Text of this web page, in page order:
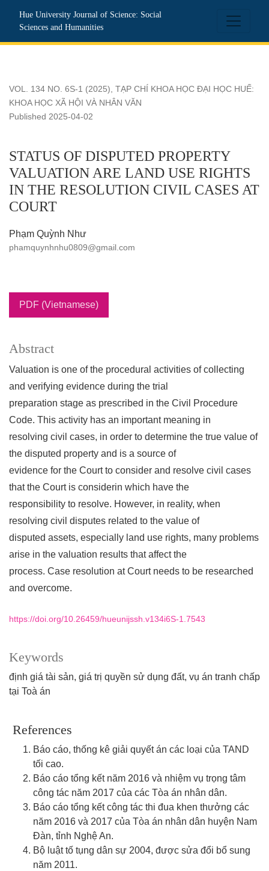
Hue University Journal of Science: Social
Sciences and Humanities
VOL. 134 NO. 6S-1 (2025), TẠP CHÍ KHOA HỌC ĐẠI HỌC HUẾ:
KHOA HỌC XÃ HỘI VÀ NHÂN VĂN
STATUS OF DISPUTED PROPERTY
VALUATION ARE LAND USE RIGHTS
IN THE RESOLUTION CIVIL CASES AT
COURT
Published 2025-04-02
Phạm Quỳnh Như
phamquynhnhu0809@gmail.com
PDF (Vietnamese)
Keywords
định giá tài sản, giá trị quyền sử dụng đất, vụ án tranh chấp
tại Toà án
Abstract
Valuation is one of the procedural activities of collecting
and verifying evidence during the trial
preparation stage as prescribed in the Civil Procedure
Code. This activity has an important meaning in
resolving civil cases, in order to determine the true value of
the disputed property and is a source of
evidence for the Court to consider and resolve civil cases
that the Court is considerin which have the
responsibility to resolve. However, in reality, when
resolving civil disputes related to the value of
disputed assets, especially land use rights, many problems
arise in the valuation results that affect the
process. Case resolution at Court needs to be researched
and overcome.
https://doi.org/10.26459/hueunijssh.v134i6S-1.7543
References
Báo cáo, thống kê giải quyết án các loại của TAND
tối cao.
Báo cáo tổng kết năm 2016 và nhiệm vụ trọng tâm
công tác năm 2017 của các Tòa án nhân dân.
Báo cáo tổng kết công tác thi đua khen thưởng các
năm 2016 và 2017 của Tòa án nhân dân huyện Nam
Đàn, tỉnh Nghệ An.
Bộ luật tố tụng dân sự 2004, được sửa đổi bổ sung
năm 2011.